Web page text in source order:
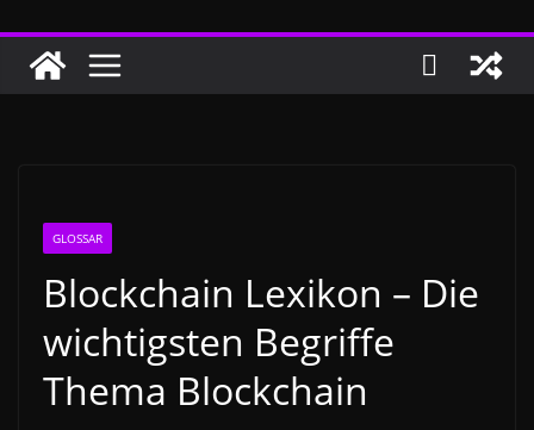
GLOSSAR
Blockchain Lexikon – Die
wichtigsten Begriffe
Thema Blockchain